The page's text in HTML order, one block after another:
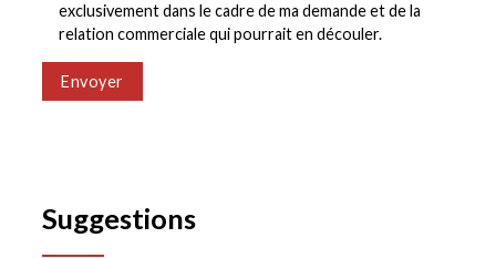
exclusivement dans le cadre de ma demande et de la
relation commerciale qui pourrait en découler.
Envoyer
Suggestions